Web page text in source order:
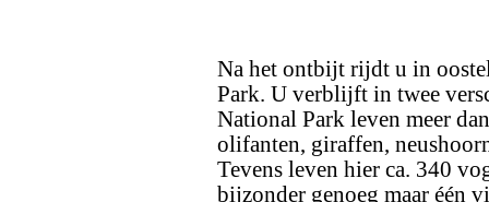
Na het ontbijt rijdt u in
Park. U verblijft in twee
National Park leven meer
olifanten, giraffen,
Tevens leven hier ca. 340
bijzonder genoeg maar één